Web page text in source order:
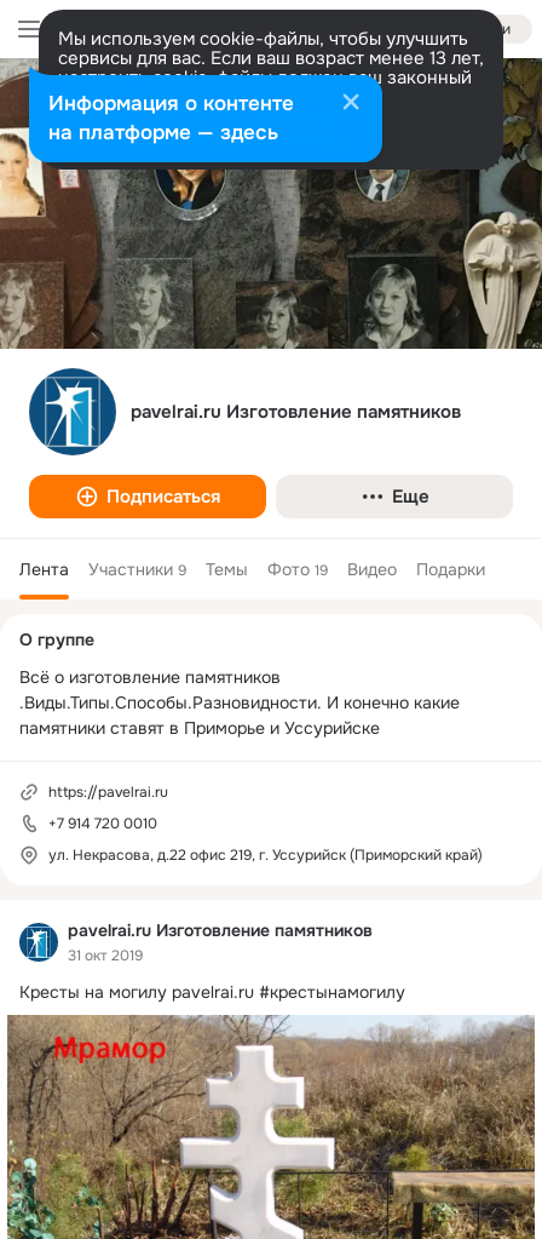
Войти
Мы используем cookie-файлы, чтобы улучшить
сервисы для вас. Если ваш возраст менее 13 лет,
настроить cookie-файлы должен ваш законный
представитель. Больше информации
Разрешить все Настроить
pavelrai.ru Изготовление памятников
Подписаться Еще
Лента Участники 9 Темы Фото 19 Видео Подарки
pavelrai.ru Изготовление памятников
31 окт 2019
Кресты на могилу pavelrai.ru #крестынамогилу
колонка
О группе
Всё о изготовление памятников
.Виды.Типы.Способы.Разновидности. И конечно какие
памятники ставят в Приморье и Уссурийске
https://pavelrai.ru
+7 914 720 0010
ул. Некрасова, д.22 офис 219, г. Уссурийск (Приморский край)
Информация о контенте
на платформе — здесь